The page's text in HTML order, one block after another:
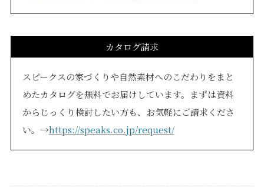
カタログ請求
スピークスの家づくりや自然素材へのこだわりをまと
めたカタログを無料でお届けしています。まずは資料
からじっくり検討したい方も、お気軽にご請求くださ
い。→https://speaks.co.jp/request/